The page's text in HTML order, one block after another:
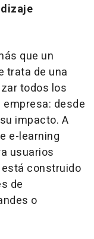
que un
trata de una
todos los
desde
impacto. A
e-learning
usuarios
construido
de
o